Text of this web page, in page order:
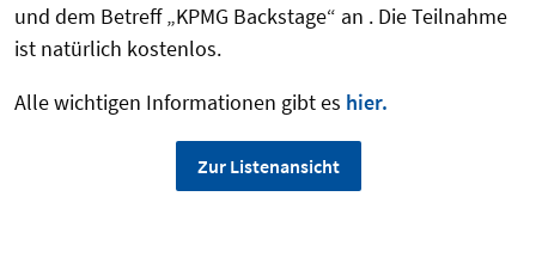
und dem Betreff „KPMG Backstage“ an . Die Teilnahme
ist natürlich kostenlos.
Alle wichtigen Informationen gibt es hier.
Zur Listenansicht